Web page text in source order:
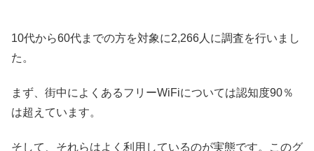
10代から60代までの方を対象に2,266人に調査を行いまし
た。
まず、街中によくあるフリーWiFiについては認知度90％
は超えています。
そして、それらはよく利用しているのが実態です。このグ